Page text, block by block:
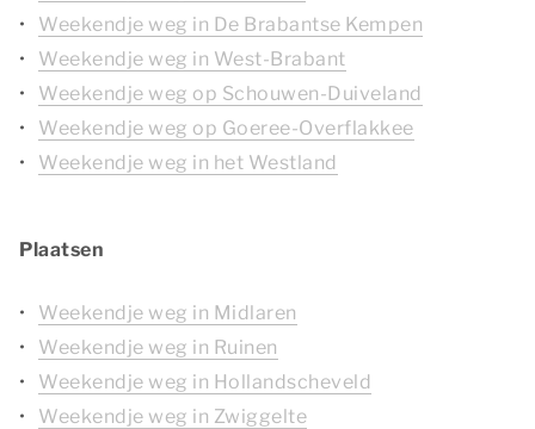
Weekendje weg in De Brabantse Kempen
Weekendje weg in West-Brabant
Weekendje weg op Schouwen-Duiveland
Weekendje weg op Goeree-Overflakkee
Weekendje weg in het Westland
Plaatsen
Weekendje weg in Midlaren
Weekendje weg in Ruinen
Weekendje weg in Hollandscheveld
Weekendje weg in Zwiggelte